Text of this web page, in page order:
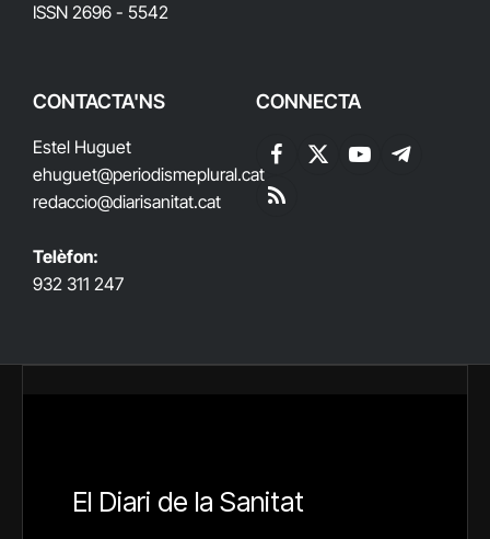
ISSN 2696 - 5542
CONTACTA'NS
Estel Huguet
ehuguet@periodismeplural.cat
redaccio@diarisanitat.cat
Telèfon:
932 311 247
CONNECTA
Facebook
X
YouTubeTelegram
RSS